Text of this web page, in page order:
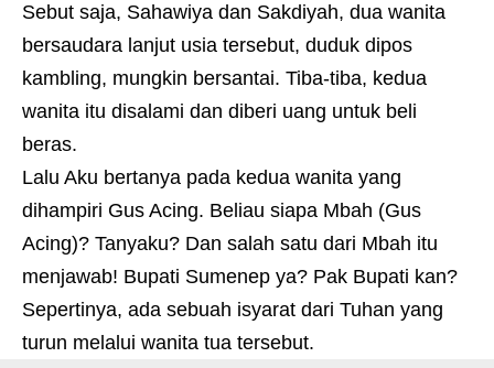
Sebut saja, Sahawiya dan Sakdiyah, dua wanita
bersaudara lanjut usia tersebut, duduk dipos
kambling, mungkin bersantai. Tiba-tiba, kedua
wanita itu disalami dan diberi uang untuk beli
beras.
Lalu Aku bertanya pada kedua wanita yang
dihampiri Gus Acing. Beliau siapa Mbah (Gus
Acing)? Tanyaku? Dan salah satu dari Mbah itu
menjawab! Bupati Sumenep ya? Pak Bupati kan?
Sepertinya, ada sebuah isyarat dari Tuhan yang
turun melalui wanita tua tersebut.